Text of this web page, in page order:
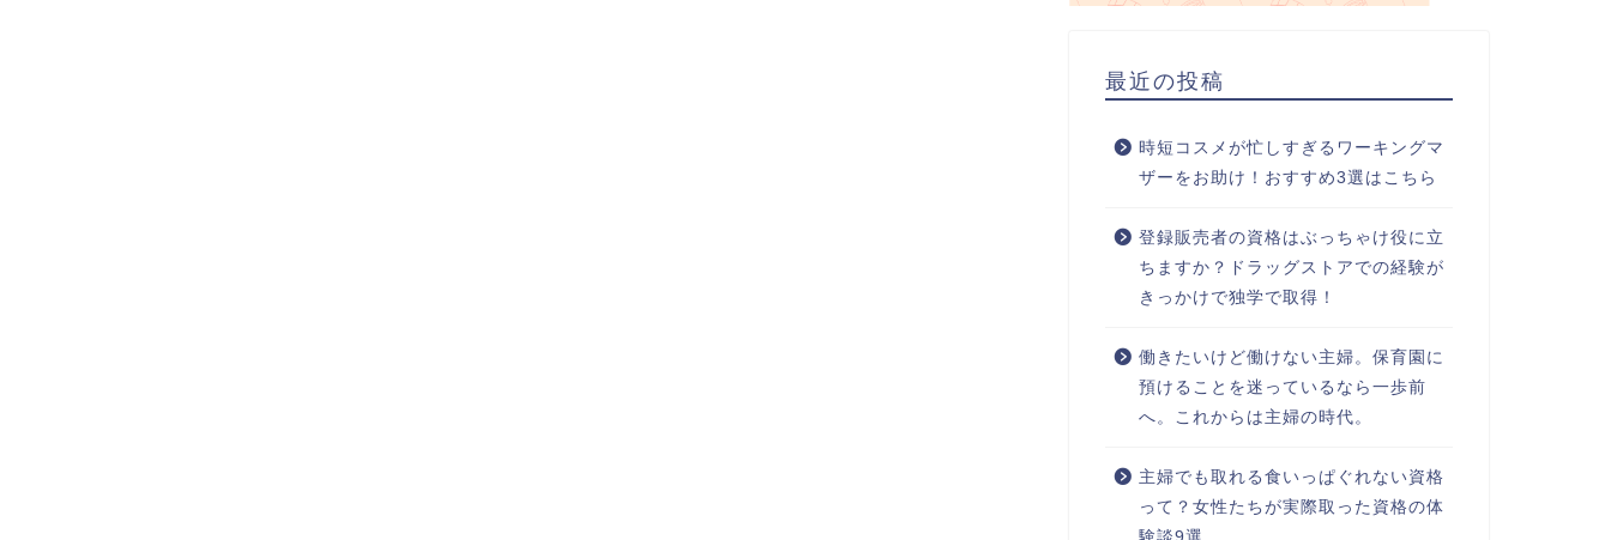
最近の投稿
時短コスメが忙しすぎるワーキングマ
ザーをお助け！おすすめ3選はこちら
登録販売者の資格はぶっちゃけ役に立
ちますか？ドラッグストアでの経験が
きっかけで独学で取得！
働きたいけど働けない主婦。保育園に
預けることを迷っているなら一歩前
へ。これからは主婦の時代。
主婦でも取れる食いっぱぐれない資格
って？女性たちが実際取った資格の体